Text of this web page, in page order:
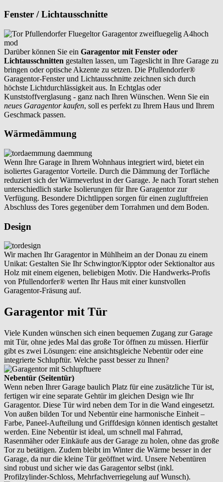
Fenster / Lichtausschnitte
Darüber können Sie ein Garagentor mit Fenster oder
Lichtausschnitten gestalten lassen, um Tageslicht in Ihre Garage zu
bringen oder optische Akzente zu setzen. Die Pfullendorfer®
Garagentor-Fenster und Lichtausschnitte zeichnen sich durch
höchste Lichtdurchlässigkeit aus. In Echtglas oder
Kunststoffverglasung - ganz nach Ihren Wünschen. Wenn Sie ein
neues Garagentor kaufen, soll es perfekt zu Ihrem Haus und Ihrem
Geschmack passen.
Wärmedämmung
Wenn Ihre Garage in Ihrem Wohnhaus integriert wird, bietet ein
isoliertes Garagentor Vorteile. Durch die Dämmung der Torfläche
reduziert sich der Wärmeverlust in der Garage. Je nach Torart stehen
unterschiedlich starke Isolierungen für Ihre Garagentor zur
Verfügung. Besondere Dichtlippen sorgen für einen zugluftfreien
Abschluss des Tores gegenüber dem Torrahmen und dem Boden.
Design
Wir machen Ihr Garagentor in Mühlheim an der Donau zu einem
Unikat: Gestalten Sie Ihr Schwingtor/Kipptor oder Sektionaltor aus
Holz mit einem eigenen, beliebigen Motiv. Die Handwerks-Profis
von Pfullendorfer® werten Ihr Haus mit einer kunstvollen
Garagentor-Fräsung auf.
Garagentor mit Tür
Viele Kunden wünschen sich einen bequemen Zugang zur Garage
mit Tür, ohne jedes Mal das große Tor öffnen zu müssen. Hierfür
gibt es zwei Lösungen: eine ansichtsgleiche Nebentür oder eine
integrierte Schlupftür. Welche passt besser zu Ihnen?
Nebentür (Seitentür)
Wenn neben Ihrer Garage baulich Platz für eine zusätzliche Tür ist,
fertigen wir eine separate Gehtür im gleichen Design wie Ihr
Garagentor. Diese Tür wird neben dem Tor in die Wand eingesetzt.
Von außen bilden Tor und Nebentür eine harmonische Einheit –
Farbe, Paneel-Aufteilung und Griffdesign können identisch gestaltet
werden. Eine Nebentür ist ideal, um schnell mal Fahrrad,
Rasenmäher oder Einkäufe aus der Garage zu holen, ohne das große
Tor zu betätigen. Zudem bleibt im Winter die Wärme besser in der
Garage, da nur die kleine Tür geöffnet wird. Unsere Nebentüren
sind robust und sicher wie das Garagentor selbst (inkl.
Profilzylinder-Schloss, Mehrfachverriegelung auf Wunsch).